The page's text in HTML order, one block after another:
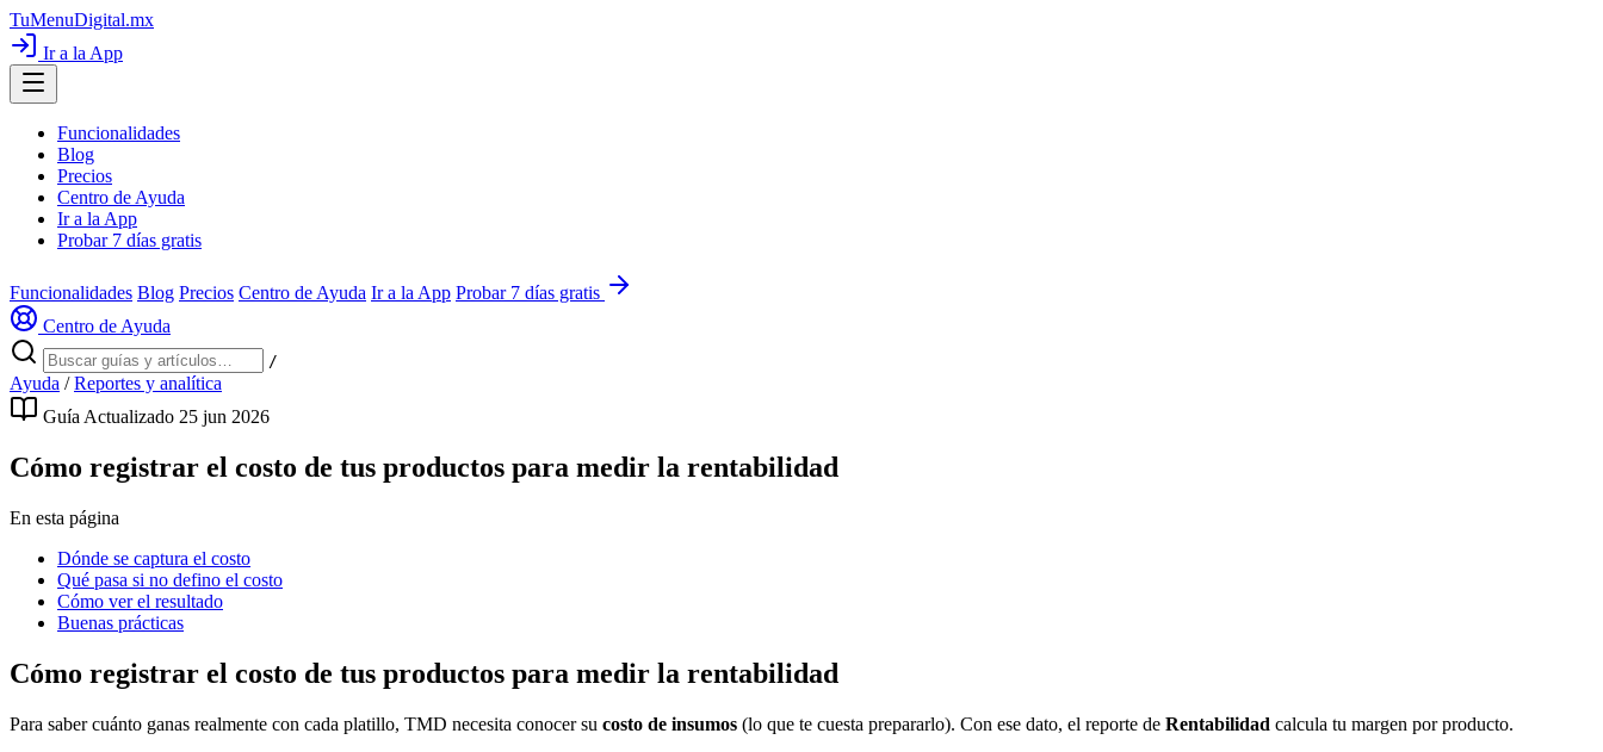
TuMenuDigital.mx
Ir a la App
Funcionalidades
Blog
Precios
Centro de Ayuda
Ir a la App
Probar 7 días gratis
Funcionalidades Blog Precios Centro de Ayuda Ir a la App Probar 7 días gratis
Centro de Ayuda
/
Ayuda / Reportes y analítica
Guía Actualizado 25 jun 2026
Cómo registrar el costo de tus productos para medir la rentabilidad
En esta página
Dónde se captura el costo
Qué pasa si no defino el costo
Cómo ver el resultado
Buenas prácticas
Cómo registrar el costo de tus productos para medir la rentabilidad
Para saber cuánto ganas realmente con cada platillo, TMD necesita conocer su costo de insumos (lo que te cuesta prepararlo). Con ese dato, el reporte de Rentabilidad calcula tu margen por producto.